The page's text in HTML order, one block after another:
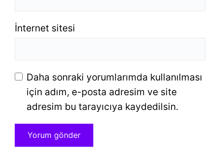
İnternet sitesi
Daha sonraki yorumlarımda kullanılması
için adım, e-posta adresim ve site
adresim bu tarayıcıya kaydedilsin.